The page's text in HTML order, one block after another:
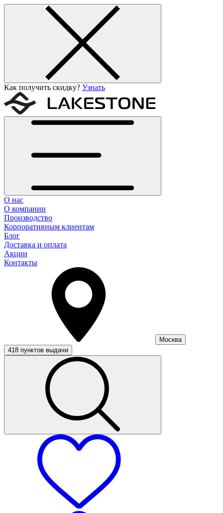
Как получить скидку? Узнать
О нас
О компании
Производство
Корпоративным клиентам
Блог
Доставка и оплата
Акции
Контакты
Москва
418 пунктов выдачи